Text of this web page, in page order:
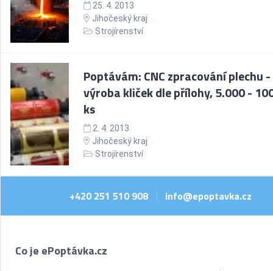
25. 4. 2013
Jihočeský kraj
Strojírenství
Poptávám: CNC zpracování plechu -
výroba kliček dle přílohy, 5.000 -
ks
2. 4. 2013
Jihočeský kraj
Strojírenství
+420 251 510 908 | info@epoptavka.cz
Co je ePoptávka.cz